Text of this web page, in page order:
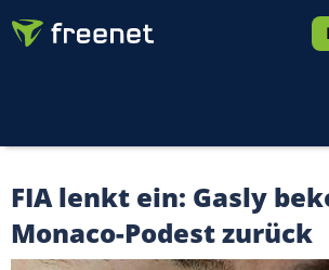
FIA lenkt ein: Gasly
Monaco-Podest zurück